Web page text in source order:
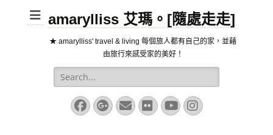
amarylliss 艾瑪。[隨處走走]
★ amarylliss' travel & living 每個旅人都有自己的家，並藉
由旅行來感受家的美好！
Search
for:
Facebook
Googleplus
EmailFlickrYouTube
Instagram